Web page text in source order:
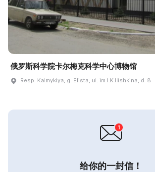
俄罗斯科学院卡尔梅克科学中心博物馆
Resp. Kalmykiya, g. Elista, ul. im I.K.Ilishkina, d. 8
给你的一封信！